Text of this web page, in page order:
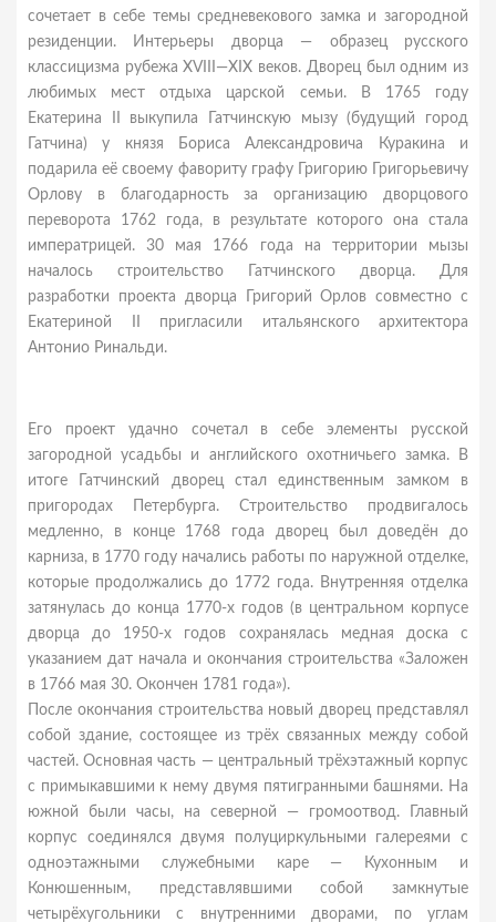
сочетает в себе темы средневекового замка и загородной
резиденции. Интерьеры дворца — образец русского
классицизма рубежа XVIII—XIX веков. Дворец был одним из
любимых мест отдыха царской семьи. В 1765 году
Екатерина II выкупила Гатчинскую мызу (будущий город
Гатчина) у князя Бориса Александровича Куракина и
подарила её своему фавориту графу Григорию Григорьевичу
Орлову в благодарность за организацию дворцового
переворота 1762 года, в результате которого она стала
императрицей. 30 мая 1766 года на территории мызы
началось строительство Гатчинского дворца. Для
разработки проекта дворца Григорий Орлов совместно с
Екатериной II пригласили итальянского архитектора
Антонио Ринальди.
Его проект удачно сочетал в себе элементы русской
загородной усадьбы и английского охотничьего замка. В
итоге Гатчинский дворец стал единственным замком в
пригородах Петербурга. Строительство продвигалось
медленно, в конце 1768 года дворец был доведён до
карниза, в 1770 году начались работы по наружной отделке,
которые продолжались до 1772 года. Внутренняя отделка
затянулась до конца 1770-х годов (в центральном корпусе
дворца до 1950-х годов сохранялась медная доска с
указанием дат начала и окончания строительства «Заложен
в 1766 мая 30. Окончен 1781 года»).
После окончания строительства новый дворец представлял
собой здание, состоящее из трёх связанных между собой
частей. Основная часть — центральный трёхэтажный корпус
с примыкавшими к нему двумя пятигранными башнями. На
южной были часы, на северной — громоотвод. Главный
корпус соединялся двумя полуциркульными галереями с
одноэтажными служебными каре — Кухонным и
Конюшенным, представлявшими собой замкнутые
четырёхугольники с внутренними дворами, по углам